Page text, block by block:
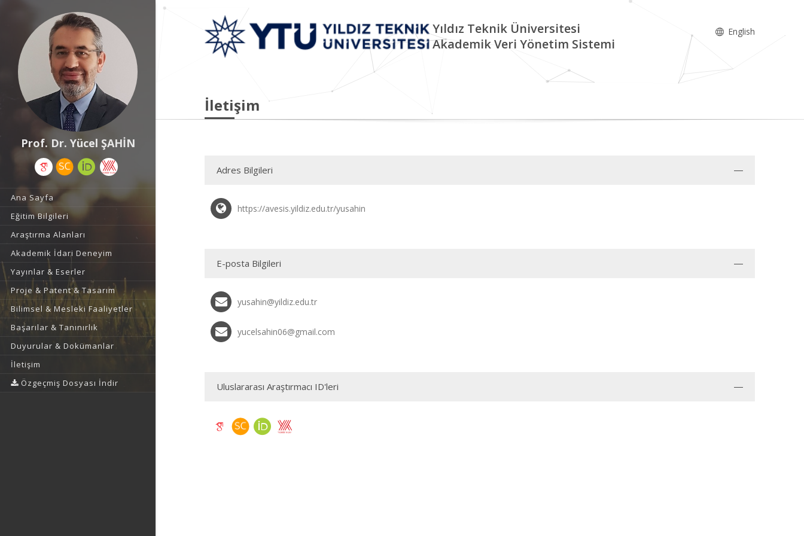
Prof. Dr. Yücel ŞAHİN
Ana Sayfa
Eğitim Bilgileri
Araştırma Alanları
Akademik İdari Deneyim
Yayınlar & Eserler
Proje & Patent & Tasarım
Bilimsel & Mesleki Faaliyetler
Başarılar & Tanınırlık
Duyurular & Dokümanlar
İletişim
Özgeçmiş Dosyası İndir
Yıldız Teknik Üniversitesi
Akademik Veri Yönetim Sistemi
English
İletişim
Adres Bilgileri
https://avesis.yildiz.edu.tr/yusahin
E-posta Bilgileri
yusahin@yildiz.edu.tr
yucelsahin06@gmail.com
Uluslararası Araştırmacı ID'leri